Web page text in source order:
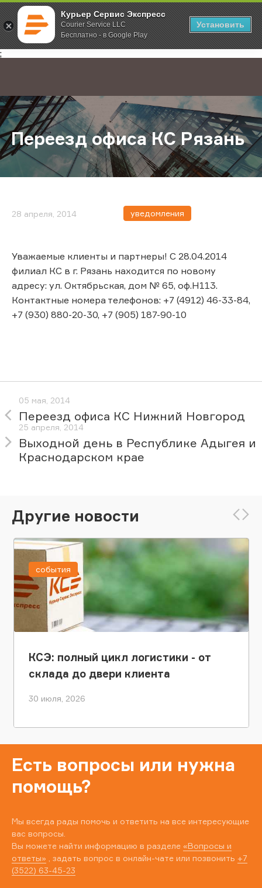
Курьер Сервис Экспресс
Courier Service LLC
Бесплатно - в Google Play
Установить
;
Главная О компании Новости Переезд офиса КС Рязань
Переезд офиса КС Рязань
28 апреля, 2014 уведомления
Уважаемые клиенты и партнеры! С 28.04.2014
филиал КС в г. Рязань находится по новому
адресу: ул. Октябрьская, дом № 65, оф.Н113.
Контактные номера телефонов: +7 (4912) 46-33-84,
+7 (930) 880-20-30, +7 (905) 187-90-10
05 мая, 2014
Переезд офиса КС Нижний Новгород
25 апреля, 2014
Выходной день в Республике Адыгея и
Краснодарском крае
Другие новости
КСЭ: полный цикл логистики - от
склада до двери клиента
30 июля, 2026
события
Есть вопросы или нужна
помощь?
Мы всегда рады помочь и ответить на все интересующие
вас вопросы.
Вы можете найти информацию в разделе «Вопросы и
ответы» , задать вопрос в онлайн-чате или позвонить +7
(3522) 63-45-23